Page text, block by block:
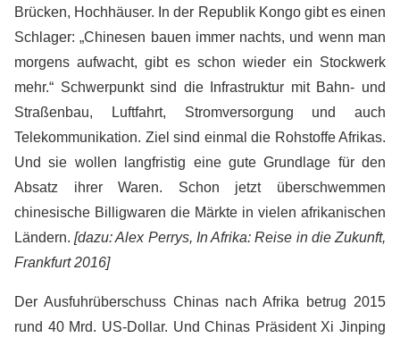
Brücken, Hochhäuser. In der Republik Kongo gibt es einen
Schlager: „Chinesen bauen immer nachts, und wenn man
morgens aufwacht, gibt es schon wieder ein Stockwerk
mehr.“ Schwerpunkt sind die Infrastruktur mit Bahn- und
Straßenbau, Luftfahrt, Stromversorgung und auch
Telekommunikation. Ziel sind einmal die Rohstoffe Afrikas.
Und sie wollen langfristig eine gute Grundlage für den
Absatz ihrer Waren. Schon jetzt überschwemmen
chinesische Billigwaren die Märkte in vielen afrikanischen
Ländern.[dazu: Alex Perrys, In Afrika: Reise in die Zukunft,
Frankfurt 2016]
Der Ausfuhrüberschuss Chinas nach Afrika betrug 2015
rund 40 Mrd. US-Dollar. Und Chinas Präsident Xi Jinping